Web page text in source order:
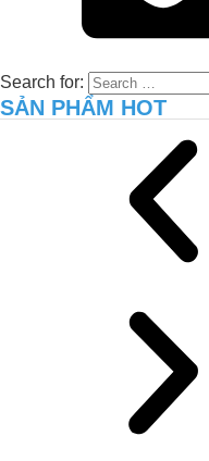
Search for:
SẢN PHẨM HOT